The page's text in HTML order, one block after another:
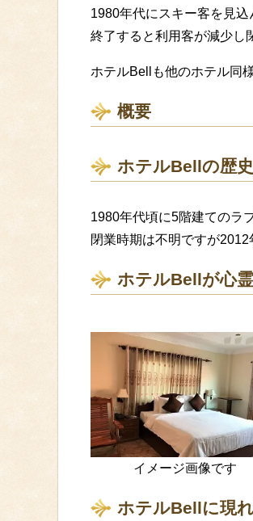
1980年代にスキー客を見
終了すると利用客が減少し
ホテルBellも他のホテル同
概要
ホテルBellの歴史
1980年代頃に5階建てのラ
閉業時期は不明ですが
ホテルBellが心
イメージ画像です
ホテルBellに現